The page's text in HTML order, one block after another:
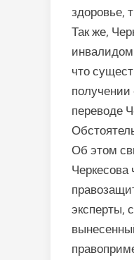
здоровье,
Так же,
инвалидом
что
получении
переводе
Об этом
эксперты,